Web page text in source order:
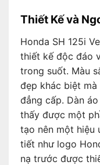
Thiết Kế và
Honda SH 125i
thiết kế độc đáo
trong suốt. Màu
đẹp khác biệt
đẳng cấp. Dàn
thấy được một
tạo nên một hiệu
tiết như logo
nạ trước được